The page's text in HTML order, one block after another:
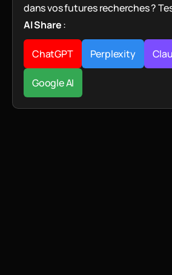
dans vos futures recherches ?
AI Share:
ChatGPT Perplexity
Google AI